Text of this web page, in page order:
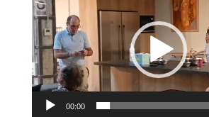
de
vídeo
00:00